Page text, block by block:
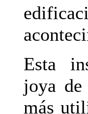
Esta
joya
más